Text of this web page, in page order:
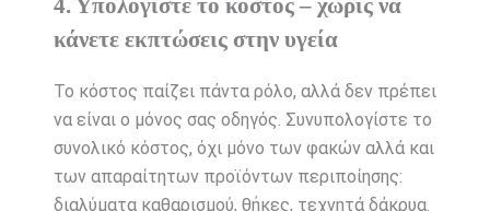
κάνετε εκπτώσεις στην υγεία
Το κόστος παίζει πάντα ρόλο, αλλά δεν πρέπει
να είναι ο μόνος σας οδηγός. Συνυπολογίστε το
συνολικό κόστος, όχι μόνο των φακών αλλά και
των απαραίτητων προϊόντων περιποίησης:
διαλύματα καθαρισμού, θήκες, τεχνητά δάκρυα.